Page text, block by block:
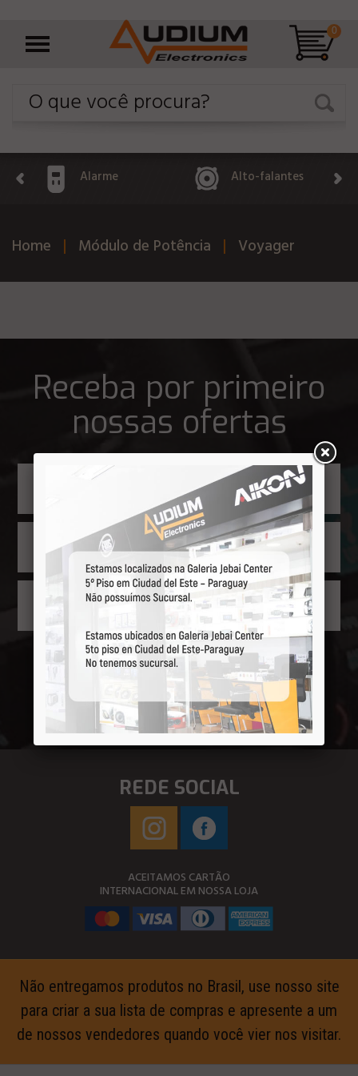
0
Alarme Alto-falantes
Home Módulo de Potência Voyager
Receba por primeiro
nossas ofertas
REDE SOCIAL
ACEITAMOS CARTÃO
INTERNACIONAL EM NOSSA LOJA
Não entregamos produtos no Brasil, use nosso site
para criar a sua lista de compras e apresente a um
de nossos vendedores quando você vier nos visitar.